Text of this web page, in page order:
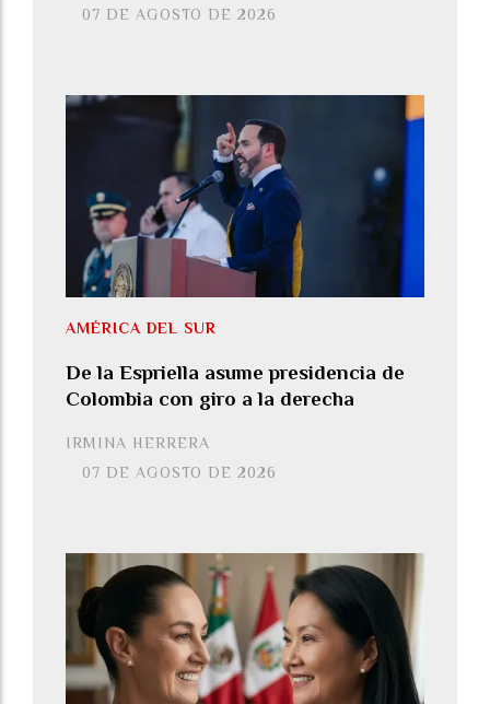
07 DE AGOSTO DE 2026
De la Espriella asume presidencia de
Colombia con giro a la derecha
IRMINA HERRERA
AMÉRICA DEL SUR
07 DE AGOSTO DE 2026